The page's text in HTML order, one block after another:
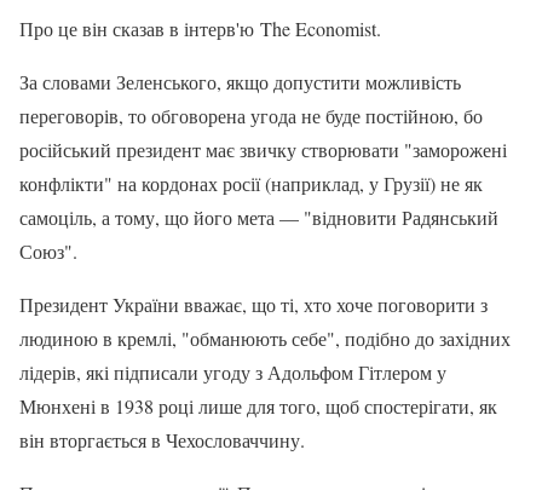
Про це він сказав в інтерв'ю The Economist.
За словами Зеленського, якщо допустити можливість
переговорів, то обговорена угода не буде постійною, бо
російський президент має звичку створювати "заморожені
конфлікти" на кордонах росії (наприклад, у Грузії) не як
самоціль, а тому, що його мета — "відновити Радянський
Союз".
Президент України вважає, що ті, хто хоче поговорити з
людиною в кремлі, "обманюють себе", подібно до західних
лідерів, які підписали угоду з Адольфом Гітлером у
Мюнхені в 1938 році лише для того, щоб спостерігати, як
він вторгається в Чехословаччину.